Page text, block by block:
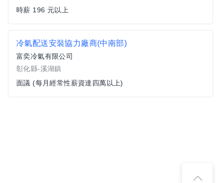
時薪 196 元以上
冷氣配送安裝協力廠商(中南部)
富奕冷氣有限公司
彰化縣-溪湖鎮
面議 (每月經常性薪資達四萬以上)